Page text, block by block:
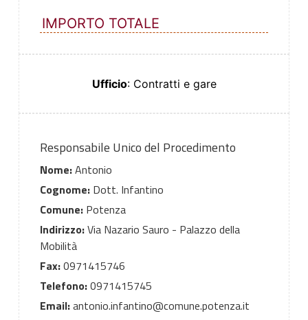
IMPORTO TOTALE
Ufficio: Contratti e gare
Responsabile Unico del Procedimento
Nome:Antonio
Cognome:Dott. Infantino
Comune:Potenza
Indirizzo:Via Nazario Sauro - Palazzo della
Mobilità
Fax:0971415746
Telefono:0971415745
Email:antonio.infantino@comune.potenza.it